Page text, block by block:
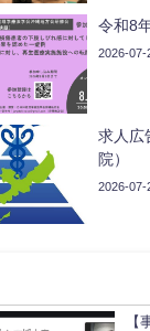
令和8
2026-07-
求人広
院）
2026-07-
【